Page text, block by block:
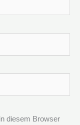
diesem Browser